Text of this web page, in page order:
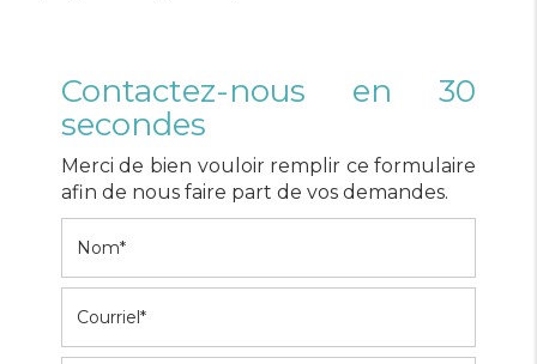
Contactez-nous en 30
secondes
Merci de bien vouloir remplir ce formulaire
afin de nous faire part de vos demandes.